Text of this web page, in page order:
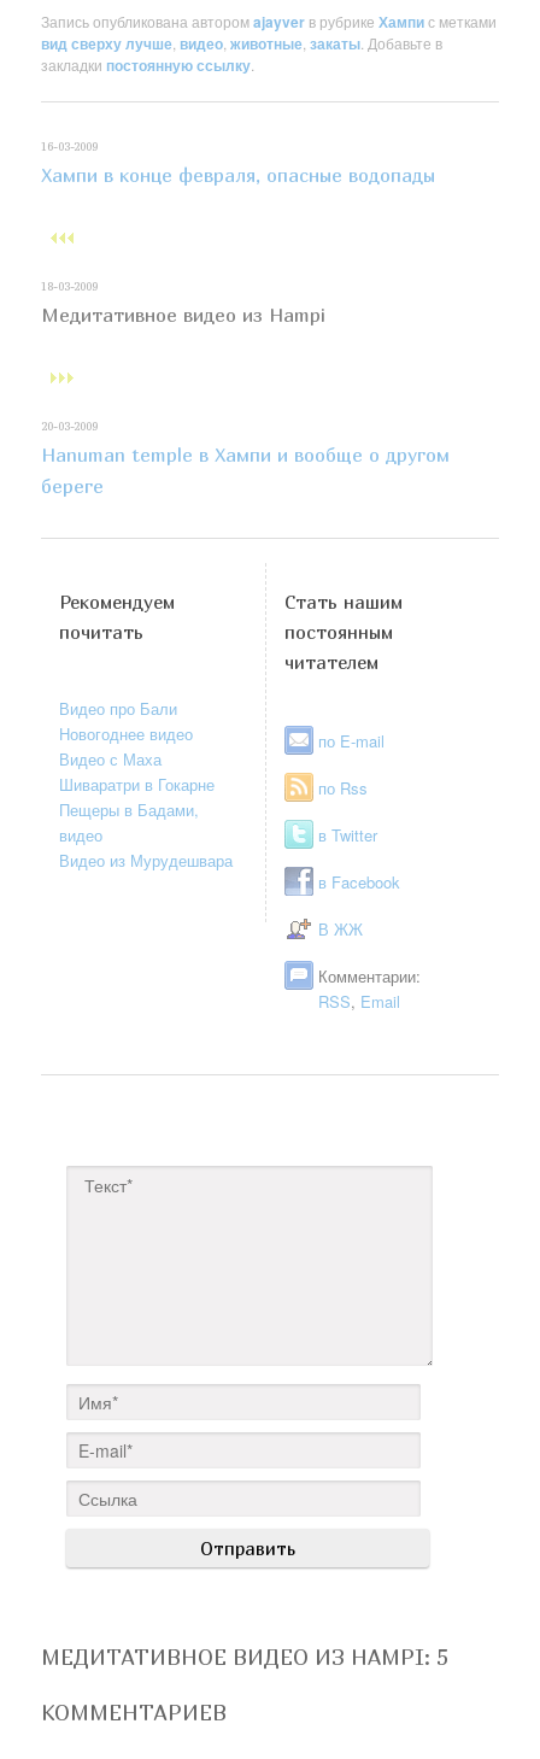
Запись опубликована авторомajayver в рубрикеХампис метками
вид сверху лучше видео ,животные ,закаты . Добавьте в
закладки постоянную ссылку
16-03-2009
Хампи в конце февраля, опасные водопады
18-03-2009
Медитативное видео из Hampi
20-03-2009
Hanuman temple в Хампи и вообще о другом
береге
Рекомендуем
почитать
Видео про Бали
Новогоднее видео
Видео с Маха
Шиваратри в Гокарне
Пещеры в Бадами,
видео
Видео из Мурудешвара
Стать нашим
постоянным
читателем
по E-mail
по Rss
в Twitter
в Facebook
В ЖЖ
Комментарии:
RSS, Email
МЕДИТАТИВНОЕ ВИДЕО ИЗ HAMPI: 5
КОММЕНТАРИЕВ